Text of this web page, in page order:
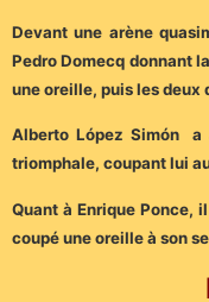
Devant une arène
Pedro Domecq donnant
une oreille, puis les deux
Alberto López Simón a
triomphale, coupant lui
Quant à Enrique Ponce,
coupé une oreille à son